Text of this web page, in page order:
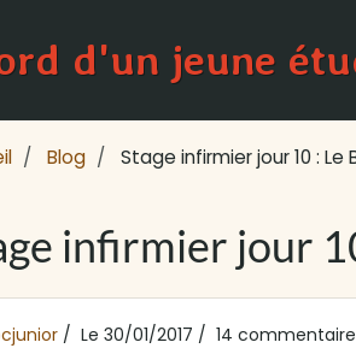
d'un jeune
Blog Stage infirmier jour 10 : Le
infirmier jour
Le 30/01/2017 14